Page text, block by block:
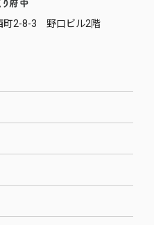
町2-8-3 野口ビル2階